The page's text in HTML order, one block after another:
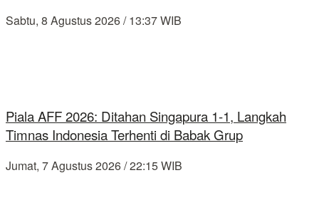
Sabtu, 8 Agustus 2026 / 13:37 WIB
Piala AFF 2026: Ditahan Singapura 1-1, Langkah
Timnas Indonesia Terhenti di Babak Grup
Jumat, 7 Agustus 2026 / 22:15 WIB